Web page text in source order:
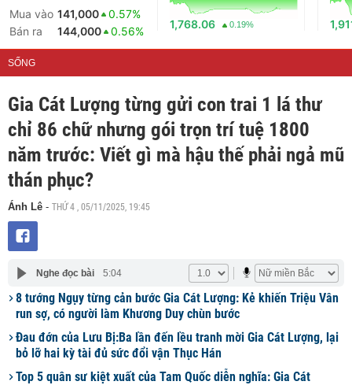
Mua vào 141,000
0.57%
Bán ra
144,000 0.56%
1,768.06 0.19%
SỐNG
Gia Cát Lượng từng gửi con trai 1 lá thư
chỉ 86 chữ nhưng gói trọn trí tuệ 1800
năm trước: Viết gì mà hậu thế phải ngả mũ
thán phục?
Ánh Lê - THỨ 4 , 05/11/2025, 19:45
Nghe đọc bài 5:04
8 tướng Ngụy từng cản bước Gia Cát Lượng: Kẻ khiến Triệu Vân
run sợ, có người làm Khương Duy chùn bước
Đau đớn của Lưu Bị:Ba lần đến lều tranh mời Gia Cát Lượng, lại
bỏ lỡ hai kỳ tài đủ sức đổi vận Thục Hán
Top 5 quân sư kiệt xuất của Tam Quốc diễn nghĩa: Gia Cát